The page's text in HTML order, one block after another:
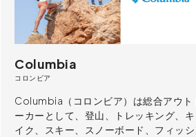
Columbia
コロンビア
Columbia（コロンビア）は総合アウト
ーカーとして、登山、トレッキング、
イク、スキー、スノーボード、フィッ